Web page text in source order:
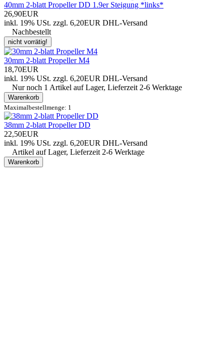
40mm 2-blatt Propeller DD 1.9er Steigung *links*
26,90EUR
inkl. 19% USt. zzgl. 6,20EUR DHL-Versand
Nachbestellt
nicht vorrätig!
30mm 2-blatt Propeller M4
18,70EUR
inkl. 19% USt. zzgl. 6,20EUR DHL-Versand
Nur noch 1 Artikel auf Lager, Lieferzeit 2-6 Werktage
Warenkorb
Maximalbestellmenge: 1
38mm 2-blatt Propeller DD
22,50EUR
inkl. 19% USt. zzgl. 6,20EUR DHL-Versand
Artikel auf Lager, Lieferzeit 2-6 Werktage
Warenkorb